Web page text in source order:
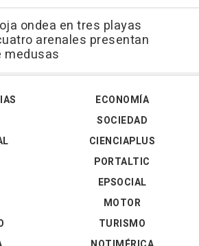
ondea en tres playas
arenales presentan
medusas
ECONOMÍA
SOCIEDAD
CIENCIAPLUS
PORTALTIC
EPSOCIAL
MOTOR
TURISMO